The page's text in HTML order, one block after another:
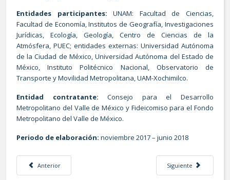
Entidades participantes: UNAM: Facultad de Ciencias,
Facultad de Economía, Institutos de Geografía, Investigaciones
Jurídicas, Ecología, Geología, Centro de Ciencias de la
Atmósfera, PUEC; entidades externas: Universidad Autónoma
de la Ciudad de México, Universidad Autónoma del Estado de
México, Instituto Politécnico Nacional, Observatorio de
Transporte y Movilidad Metropolitana, UAM-Xochimilco.
Entidad contratante: Consejo para el Desarrollo
Metropolitano del Valle de México y Fideicomiso para el Fondo
Metropolitano del Valle de México.
Periodo de elaboración: noviembre 2017 – junio 2018
Artículo anterior: Impacto de los desastres sobre los Derechos
Anterior Artículo siguiente:
Siguiente